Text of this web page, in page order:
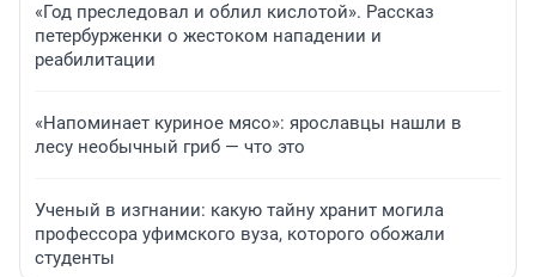
«Год преследовал и облил кислотой». Рассказ
петербурженки о жестоком нападении и
реабилитации
«Напоминает куриное мясо»: ярославцы нашли в
лесу необычный гриб — что это
Ученый в изгнании: какую тайну хранит могила
профессора уфимского вуза, которого обожали
студенты